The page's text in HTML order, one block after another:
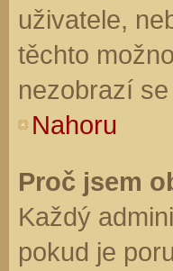
uživatele,
těchto
nezobrazí
Nahoru
Proč jsem
Každý
pokud je